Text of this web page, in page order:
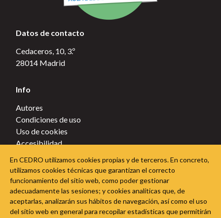
Datos de contacto
Cedaceros, 10, 3.º
28014 Madrid
Info
Autores
Condiciones de uso
Uso de cookies
Accesibilidad
Política de cookies
Sigue a CEDRO en las redes sociales
En CEDRO utilizamos cookies propias y de terceros. En concreto,
utilizamos cookies técnicas que garantizan el correcto
funcionamiento del sitio web, como poder gestionar
adecuadamente las sesiones; y cookies analíticas que, de
aceptarlas, analizarán sus hábitos de navegación, así como el uso
del sitio web en general para recopilar estadísticas que permitirán